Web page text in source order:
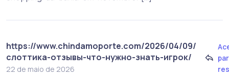
https://www.chindamoporte.com/2026/04/09/
слоттика-отзывы-что-нужно-знать-игрок/
22 de maio de 2026